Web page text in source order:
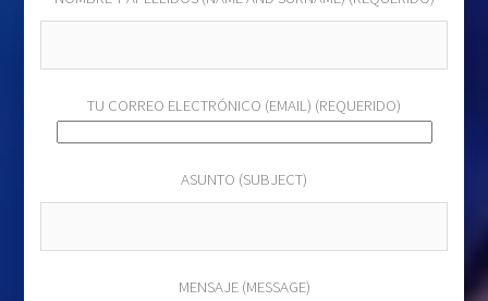
TU CORREO ELECTRÓNICO (EMAIL) (REQUERIDO)
ASUNTO (SUBJECT)
MENSAJE (MESSAGE)